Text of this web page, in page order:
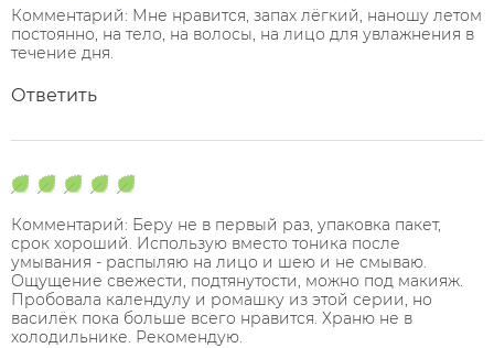
Комментарий: Мне нравится, запах лёгкий, наношу летом
постоянно, на тело, на волосы, на лицо для увлажнения в
течение дня.
Ответить
Комментарий: Беру не в первый раз, упаковка пакет,
срок хороший. Использую вместо тоника после
умывания - распыляю на лицо и шею и не смываю.
Ощущение свежести, подтянутости, можно под макияж.
Пробовала календулу и ромашку из этой серии, но
василёк пока больше всего нравится. Храню не в
холодильнике. Рекомендую.